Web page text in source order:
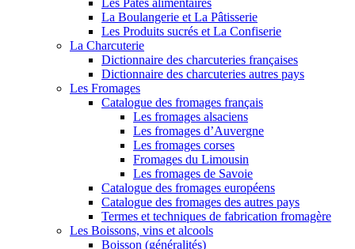
Les Pâtes alimentaires
La Boulangerie et La Pâtisserie
Les Produits sucrés et La Confiserie
La Charcuterie
Dictionnaire des charcuteries françaises
Dictionnaire des charcuteries autres pays
Les Fromages
Catalogue des fromages français
Les fromages alsaciens
Les fromages d’Auvergne
Les fromages corses
Fromages du Limousin
Les fromages de Savoie
Catalogue des fromages européens
Catalogue des fromages des autres pays
Termes et techniques de fabrication fromagère
Les Boissons, vins et alcools
Boisson (généralités)